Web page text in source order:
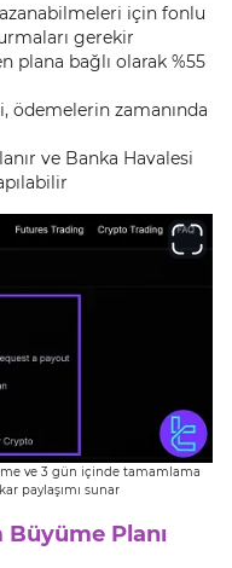
için fonlu
gerekir
plana bağlı olarak %55
ödemelerin zamanında
ve Banka Havalesi
ve 3 gün içinde tamamlama
paylaşımı sunar
Planı